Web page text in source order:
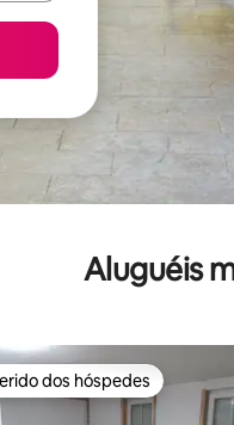
Aluguéis
dos hóspedes
dos hóspedes